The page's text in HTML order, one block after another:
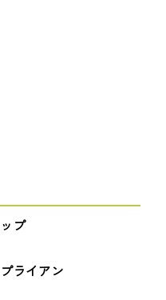
プ
ライアン